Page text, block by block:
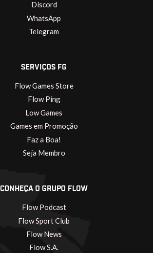
Discord
WhatsApp
Telegram
SERVIÇOS FG
Flow Games Store
Flow Ping
Low Games
Games em Promoção
Faz a Boa!
Seja Membro
CONHEÇA O GRUPO FLOW
Flow Podcast
Flow Sport Club
Flow News
Flow S.A.